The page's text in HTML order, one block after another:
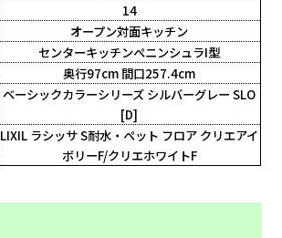
14
オープン対面キッチン
センターキッチンペニンシュラI型
奥行97cm 間口257.4cm
ベーシックカラーシリーズ シルバーグレー SLO
[D]
LIXIL ラシッサ S耐水・ペット フロア クリエアイ
ボリーF/クリエホワイトF